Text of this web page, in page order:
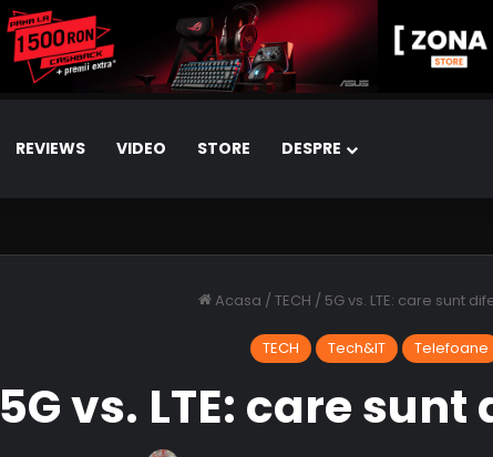
REVIEWS VIDEO STORE DESPRE
Acasa / TECH / 5G vs. LTE: care sunt
TECH Tech&IT Telefoane
5G vs. LTE: care